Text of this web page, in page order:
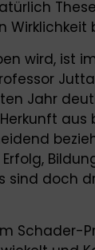
Wirklichkeit
wird, ist
Jahr
sind doch
Schader-